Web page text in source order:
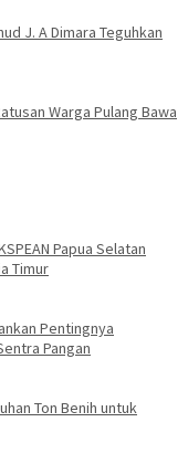
J. A Dimara Teguhkan
Warga Pulang Bawa
Papua Selatan
Timur
Pentingnya
Pangan
Ton Benih untuk